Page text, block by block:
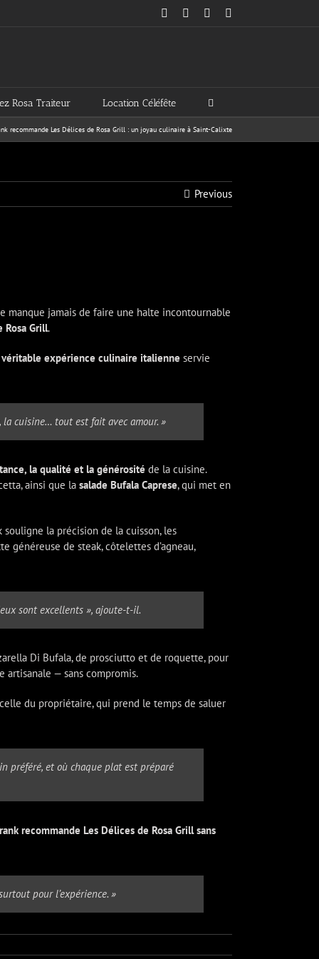
Facebook
Yelp
Rosa Traiteur Location Céléfête
recommande Les Délices de Rosa Grill : un joyau culinaire à Saint-Calixte
Previous
manque jamais de faire une halte incontournable
Rosa Grill.
véritable expérience culinaire italienne servie
la cuisine… tout est fait avec amour. »
la qualité et la générosité de la cuisine.
ainsi que la salade Bufala Caprese, qui met en
souligne la précision de la cuisson, les
généreuse de steak, côtelettes d’agneau,
sont excellents », ajoute-t-il.
Di Bufala, de prosciutto et de roquette, pour
artisanale — sans compromis.
du propriétaire, qui prend le temps de saluer
préféré, et où chaque plat est préparé
recommande Les Délices de Rosa Grill sans
pour l’expérience. »